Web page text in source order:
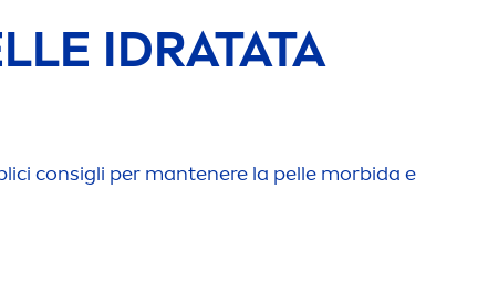
IDRATATA
consigli per mantenere la pelle morbida e